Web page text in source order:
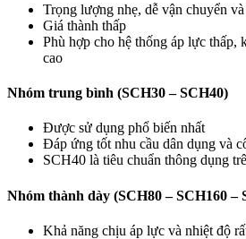
Trọng lượng nhẹ, dễ vận chuyển
Giá thành thấp
Phù hợp cho hệ thống áp lực thấp,
cao
Nhóm trung bình (SCH30 – SCH40)
Được sử dụng phổ biến nhất
Đáp ứng tốt nhu cầu dân dụng và
SCH40 là tiêu chuẩn thông dụng
Nhóm thành dày (SCH80 – SCH160 –
Khả năng chịu áp lực và nhiệt độ